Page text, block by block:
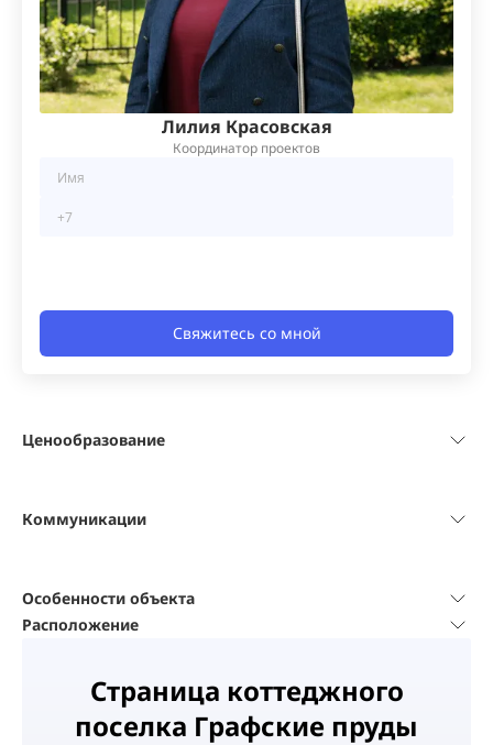
Ценообразование
Коммуникации
Особенности объекта
Лилия Красовская
Координатор проектов
Свяжитесь со мной
Расположение
Страница коттеджного
поселка Графские пруды